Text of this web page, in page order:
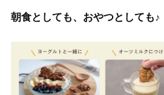
朝食としても、おやつとしても♪